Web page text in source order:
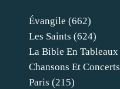
Évangile (662)
Les Saints (624)
La Bible En Tableaux
Chansons Et Concerts
Paris (215)